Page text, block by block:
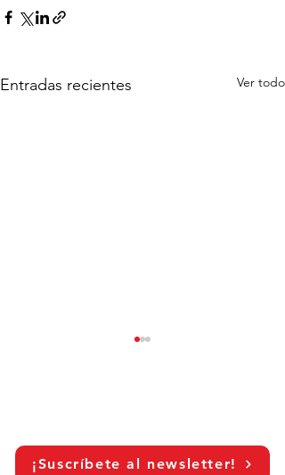
Entradas recientes Ver todo
¡Suscríbete al newsletter!